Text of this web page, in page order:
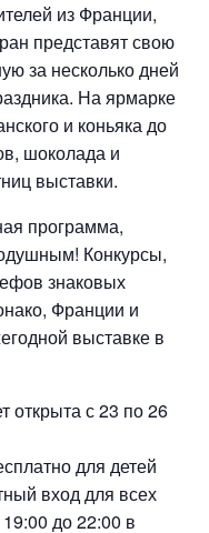
из Франции,
представят свою
за несколько дней
На ярмарке
и коньяка до
шоколада и
выставки.
программа,
Конкурсы,
знаковых
Франции и
выставке в
открыта с 23 по 26
для детей
вход для всех
до 22:00 в